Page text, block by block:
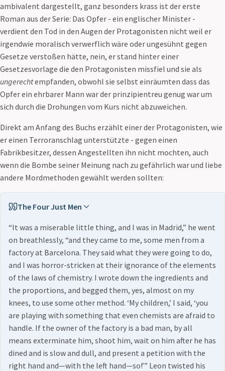
ambivalent dargestellt, ganz besonders krass ist der erste
Roman aus der Serie: Das Opfer - ein englischer Minister -
verdient den Tod in den Augen der Protagonisten nicht weil er
irgendwie moralisch verwerflich wäre oder ungesühnt gegen
Gesetze verstoßen hätte, nein, er stand hinter einer
Gesetzesvorlage die den Protagonisten missfiel und sie als
ungerechtempfanden, obwohl sie selbst einräumten dass das
Opfer ein ehrbarer Mann war der prinzipientreu genug war um
sich durch die Drohungen vom Kurs nicht abzuweichen.
Direkt am Anfang des Buchs erzählt einer der Protagonisten, wie
er einen Terroranschlag unterstützte - gegen einen
Fabrikbesitzer, dessen Angestellten ihn nicht mochten, auch
wenn die Bombe seiner Meinung nach zu gefährlich war und liebe
andere Mordmethoden gewählt werden sollten:
The Four Just Men
“It was a miserable little thing, and I was in Madrid,” he went
on breathlessly, “and they came to me, some men from a
factory at Barcelona. They said what they were going to do,
and I was horror-stricken at their ignorance of the elements
of the laws of chemistry. I wrote down the ingredients and
the proportions, and begged them, yes, almost on my
knees, to use some other method. ‘My children,’ I said, ‘you
are playing with something that even chemists are afraid to
handle. If the owner of the factory is a bad man, by all
means exterminate him, shoot him, wait on him after he has
dined and is slow and dull, and present a petition with the
right hand and—with the left hand—so!’” Leon twisted his